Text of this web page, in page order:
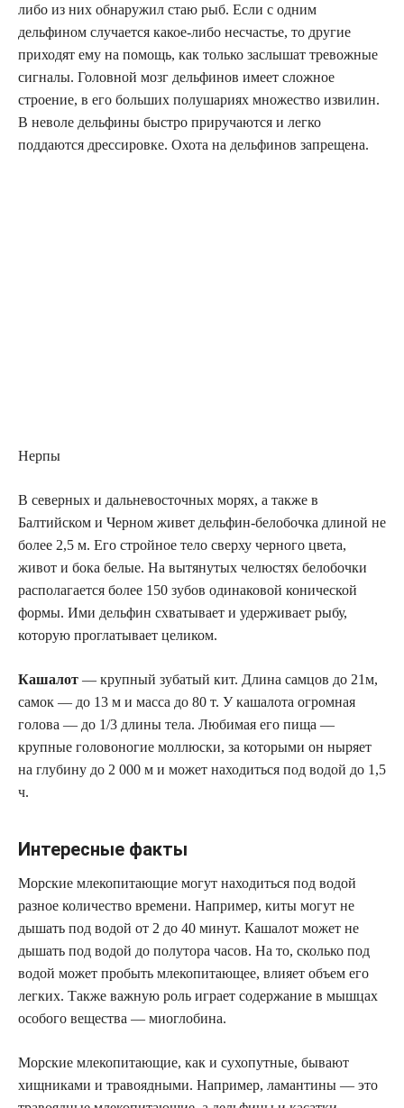
либо из них обнаружил стаю рыб. Если с одним
дельфином случается какое-либо несчастье, то другие
приходят ему на помощь, как только заслышат тревожные
сигналы. Головной мозг дельфинов имеет сложное
строение, в его больших полушариях множество извилин.
В неволе дельфины быстро приручаются и легко
поддаются дрессировке. Охота на дельфинов запрещена.
Нерпы
В северных и дальневосточных морях, а также в
Балтийском и Черном живет дельфин-белобочка длиной не
более 2,5 м. Его стройное тело сверху черного цвета,
живот и бока белые. На вытянутых челюстях белобочки
располагается более 150 зубов одинаковой конической
формы. Ими дельфин схватывает и удерживает рыбу,
которую проглатывает целиком.
Кашалот — крупный зубатый кит. Длина самцов до 21м,
самок — до 13 м и масса до 80 т. У кашалота огромная
голова — до 1/3 длины тела. Любимая его пища —
крупные головоногие моллюски, за которыми он ныряет
на глубину до 2 000 м и может находиться под водой до 1,5
ч.
Интересные факты
Морские млекопитающие могут находиться под водой
разное количество времени. Например, киты могут не
дышать под водой от 2 до 40 минут. Кашалот может не
дышать под водой до полутора часов. На то, сколько под
водой может пробыть млекопитающее, влияет объем его
легких. Также важную роль играет содержание в мышцах
особого вещества — миоглобина.
Морские млекопитающие, как и сухопутные, бывают
хищниками и травоядными. Например, ламантины — это